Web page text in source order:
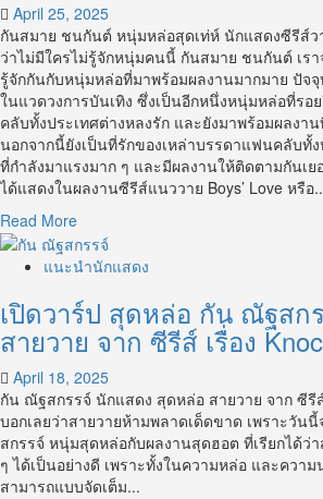
April 25, 2025
กันสมาย ชนกันต์ หนุ่มหล่อสุดเท่ห์ นักแสดงซีรีส์ว
ว่าไม่มีใครไม่รู้จักหนุ่มคนนี้ กันสมาย ชนกันต์ เร
รู้จักกันกับหนุ่มหล่อที่มาพร้อมผลงานมากมาย ปัจ
ในแวดวงการบันเทิง ซึ่งเป็นอีกหนึ่งหนุ่มหล่อที่รอ
คลับทั้งประเทศต่างหลงรัก และยังมาพร้อมผลงา
นอกจากนี้ยังเป็นที่รักของเหล่าบรรดาแฟนคลับทั้
ที่กำลังมาแรงมาก ๆ และมีผลงานให้ติดตามกันเย
ได้แสดงในผลงานซีรีส์แนววาย Boys’ Love หรือ
Read MoreRead
more
about
วาร์
ป
หนุ่ม
หล่อ
สุด
เท่ห์
กัน
สมาย
ชน
แนะนำนักแสดง
เปิดวาร์ป สุดหล่อ กัน ณัฐสก
สายวาย จาก ซีรีส์ เรื่อง
April 18, 2025
กัน ณัฐสกรรจ์ นักแสดง สุดหล่อ สายวาย จาก ซีรีส์
บอกเลยว่าสายวายห้ามพลาดเด็ดขาด เพราะวัน
สกรรจ์ หนุ่มสุดหล่อกับผลงานสุดฮอต ที่เรียกได้ว่
ๆ ได้เป็นอย่างดี เพราะทั้งในความหล่อ และควา
สามารถแบบจัดเต็ม...